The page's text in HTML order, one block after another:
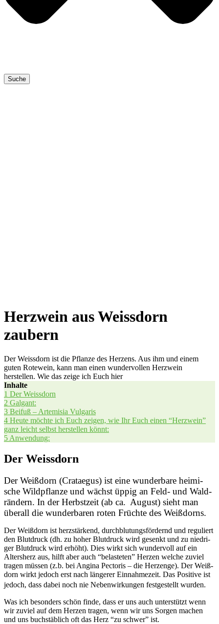
Suche
Herzwein aus Weissdorn
zaubern
Der Weissdorn ist die Pflanze des Herzens. Aus ihm und einem
guten Rotewein, kann man einen wundervollen Herzwein
herstellen. Wie das zeige ich Euch hier
Inhal­te
1 Der Weiss­dorn
2 Gal­gant:
3 Bei­fuß – Arte­mi­sia Vulgaris
4 Heu­te möch­te ich Euch zei­gen, wie Ihr Euch einen “Herz­wein”
ganz leicht selbst her­stel­len könnt:
5 Anwen­dung:
Der Weissdorn
Der Weiß­dorn (Cra­tae­gus) ist eine wun­der­ba­re hei­mi­
sche Wild­pflan­ze und wächst üppig an Feld- und Wald­
rän­dern. In der Herbst­zeit (ab ca. August) sieht man
über­all die wun­der­ba­ren roten Früch­te des Weißdorns.
Der Weiß­dorn ist herz­stär­kend, durch­blu­tungs­för­dernd und regu­liert
den Blut­druck (dh. zu hoher Blut­druck wird gesenkt und zu nied­ri­
ger Blut­druck wird erhöht). Dies wirkt sich wun­der­voll auf ein
Alters­herz aus, hilft aber auch “belas­te­ten” Her­zen wel­che zuviel
tra­gen müs­sen (z.b. bei Angi­na Pec­to­ris – die Herz­enge). Der Weiß­
dorn wirkt jedoch erst nach län­ge­rer Ein­nah­me­zeit. Das Posi­ti­ve ist
jedoch, dass dabei noch nie Neben­wir­kun­gen fest­ge­stellt wurden.
Was ich beson­ders schön fin­de, dass er uns auch unter­stützt wenn
wir zuviel auf dem Her­zen tra­gen, wenn wir uns Sor­gen machen
und uns buch­stäb­lich oft das Herz “zu schwer” ist.